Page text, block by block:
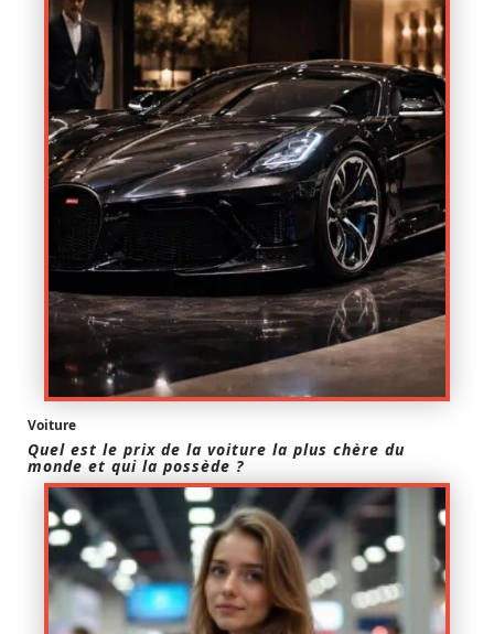
Voiture
Quel est le prix de la voiture la plus chère du
monde et qui la possède ?